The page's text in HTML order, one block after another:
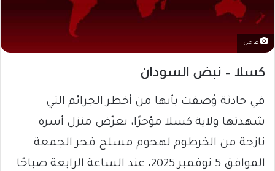
عاجل
كسلا – نبض السودان
في حادثة وُصفت بأنها من أخطر الجرائم التي
شهدتها ولاية كسلا مؤخرًا، تعرّض منزل أسرة
نازحة من الخرطوم لهجوم مسلح فجر الجمعة
الموافق 5 نوفمبر 2025، عند الساعة الرابعة صباحًا